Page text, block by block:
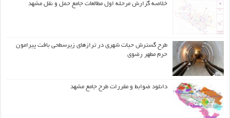
خلاصه گزارش مرحله اول مطالعات جامع حمل و نقل مشهد
طرح گسترش حیات شهري در ترازهاي زیرسطحی بافت پیرامون
حرم مطهر رضوي
دانلود ضوابط و مقررات طرح جامع مشهد